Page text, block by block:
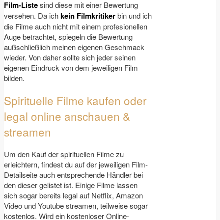
Film-Listesind diese mit einer Bewertung
versehen. Da ichkein Filmkritikerbin und ich
die Filme auch nicht mit einem profesionellen
Auge betrachtet, spiegeln die Bewertung
außschließlich meinen eigenen Geschmack
wieder. Von daher sollte sich jeder seinen
eigenen Eindruck von dem jeweiligen Film
bilden.
Spirituelle Filme kaufen oder
legal online anschauen &
streamen
Um den Kauf der spirituellen Filme zu
erleichtern, findest du auf der jeweiligen Film-
Detailseite auch entsprechende Händler bei
den dieser gelistet ist. Einige Filme lassen
sich sogar bereits legal auf Netflix, Amazon
Video und Youtube streamen, teilweise sogar
kostenlos. Wird ein kostenloser Online-